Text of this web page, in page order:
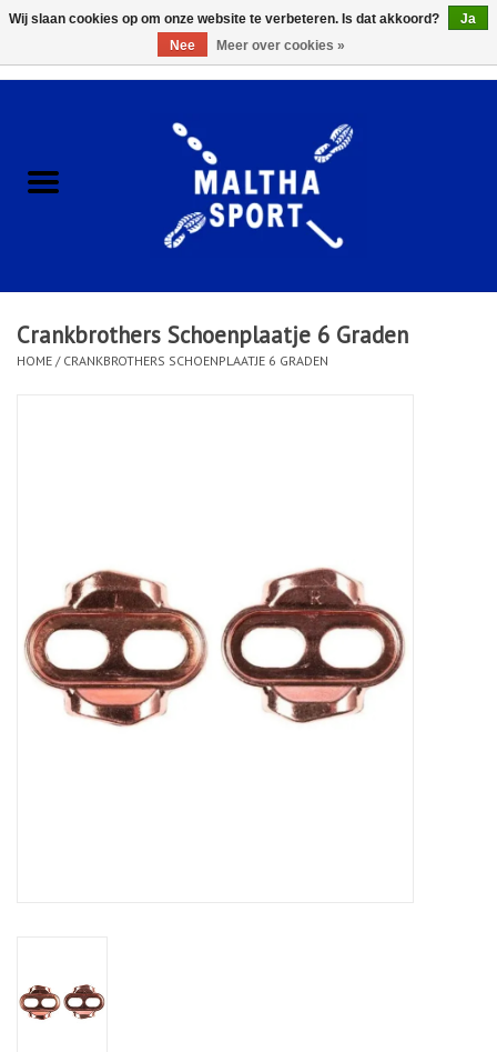
ACCESSOIRES/HARDWARE
KLEDING
CLUBSHOPS
Merken
Crankbrothers Schoenplaatje 6 Graden
HOME / CRANKBROTHERS SCHOENPLAATJE 6 GRADEN
Wij slaan cookies op om onze website te verbeteren. Is dat akkoord?
Ja
Nee
Meer over cookies »